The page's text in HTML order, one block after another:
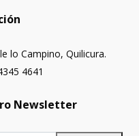
lo Campino, Quilicura.
4641
Newsletter